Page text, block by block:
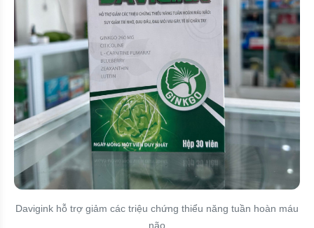
Davigink hỗ trợ giảm các triệu chứng thiểu năng tuần hoàn máu
não